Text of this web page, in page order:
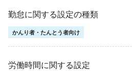
勤怠に関する設定の種類
かんり者・たんとう者向け
労働時間に関する設定